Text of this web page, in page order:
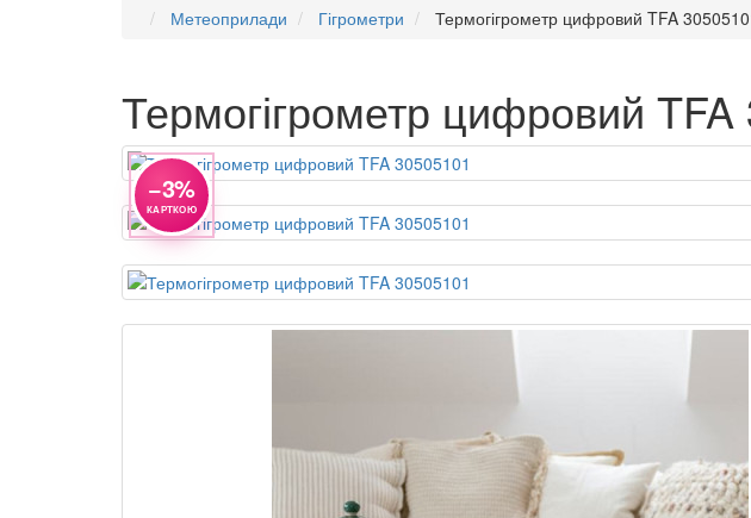
Метеоприлади
Гігрометри Термогігрометр цифровий TFA
Термогігрометр цифровий TFA
−3%
КАРТКОЮ